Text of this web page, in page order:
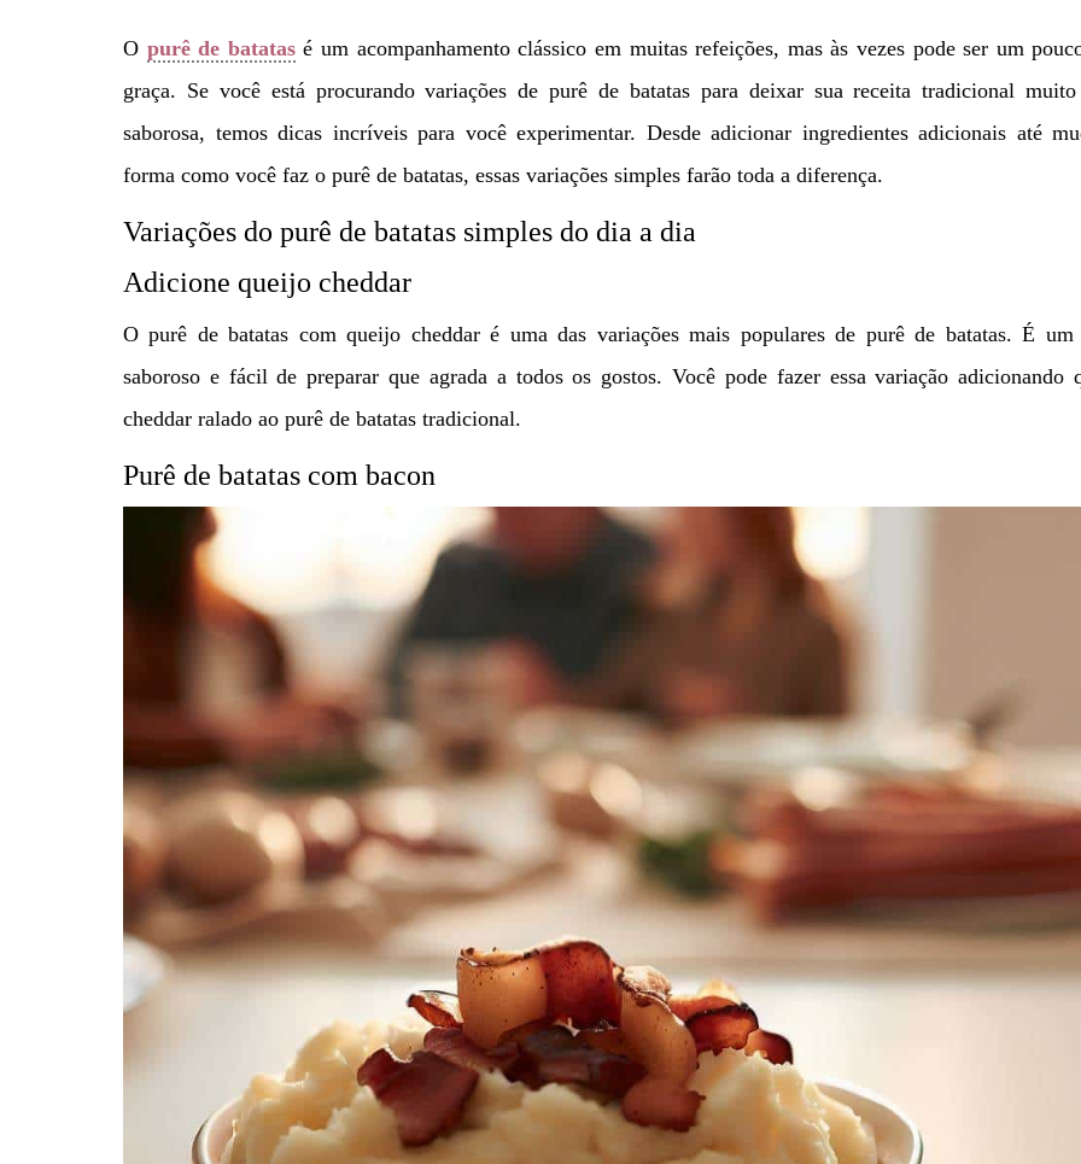
O purê de batatasé um acompanhamento clássico em muitas refeições, mas às vezes pode ser um
graça. Se você está procurando variações de purê de batatas para deixar sua receita tradicional
saborosa, temos dicas incríveis para você experimentar. Desde adicionar ingredientes adicionais até
forma como você faz o purê de batatas, essas variações simples farão toda a diferença.
Variações do purê de batatas simples do dia a dia
Adicione queijo cheddar
O purê de batatas com queijo cheddar é uma das variações mais populares de purê de batatas. É um
saboroso e fácil de preparar que agrada a todos os gostos. Você pode fazer essa variação adicionando
cheddar ralado ao purê de batatas tradicional.
Purê de batatas com bacon